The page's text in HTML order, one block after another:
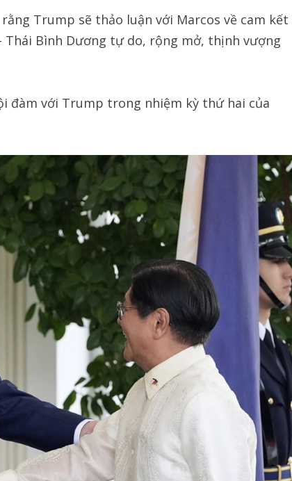
Trump sẽ thảo luận với Marcos về cam kết
Bình Dương tự do, rộng mở, thịnh vượng
đàm với Trump trong nhiệm kỳ thứ hai của